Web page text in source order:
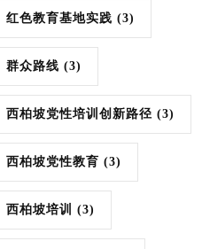
红色教育基地实践 (3)
群众路线 (3)
西柏坡党性培训创新路径 (3)
西柏坡党性教育 (3)
西柏坡培训 (3)